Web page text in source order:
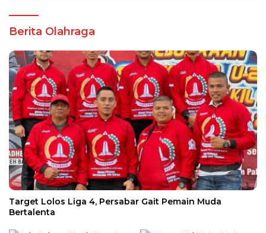
Berita Olahraga
Target Lolos Liga 4, Persabar Gait Pemain Muda
Bertalenta